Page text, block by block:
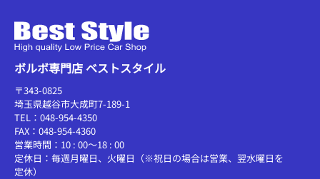
ボルボ専門店 ベストスタイル
〒343-0825
埼玉県越谷市大成町7-189-1
TEL：048-954-4350
FAX：048-954-4360
営業時間：10 : 00～18 : 00
定休日：毎週月曜日、火曜日（※祝日の場合は営業、翌水曜日を
定休）